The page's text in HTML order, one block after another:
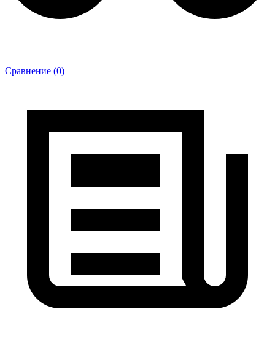
Сравнение (0)